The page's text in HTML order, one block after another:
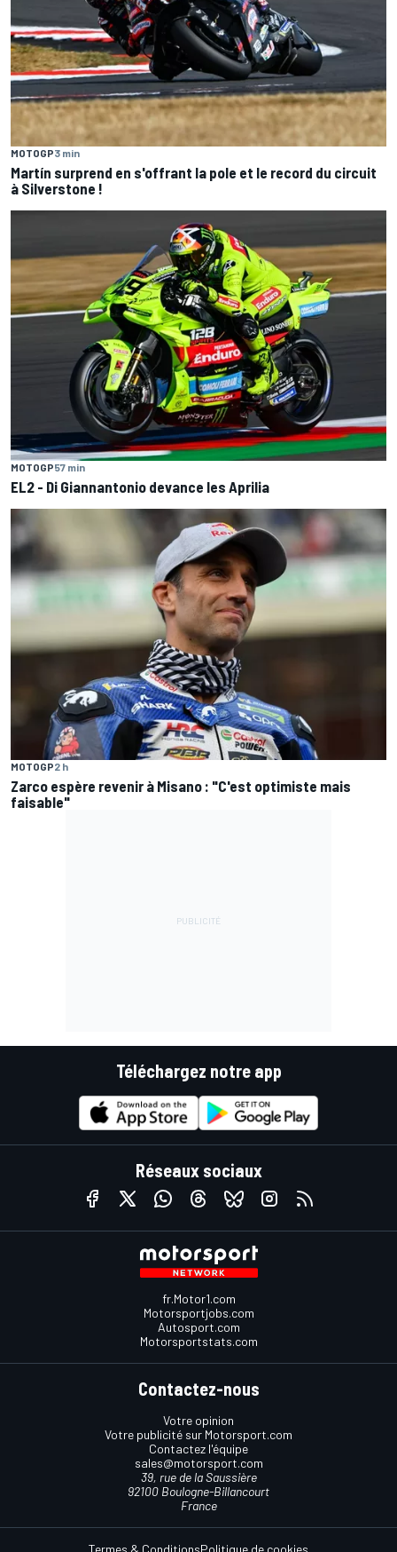
MOTOGP3 min
Martín surprend en s'offrant la pole et le record du circuit
à Silverstone !
MOTOGP57 min
EL2 - Di Giannantonio devance les Aprilia
MOTOGP2 h
Zarco espère revenir à Misano : "C'est optimiste mais
faisable"
Téléchargez notre app
Réseaux sociaux
fr.Motor1.com
Motorsportjobs.com
Autosport.com
Motorsportstats.com
Contactez-nous
Votre opinion
Votre publicité sur Motorsport.com
Contactez l'équipe
sales@motorsport.com
39, rue de la Saussière
92100 Boulogne-Billancourt
France